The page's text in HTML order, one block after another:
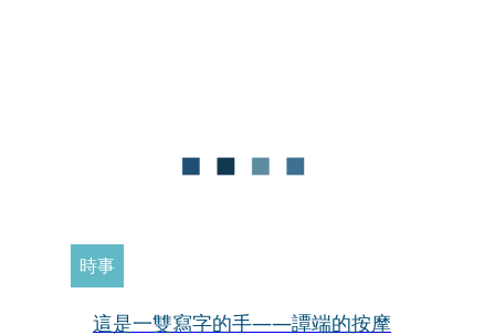
時事
這是一雙寫字的手——譚端的按摩